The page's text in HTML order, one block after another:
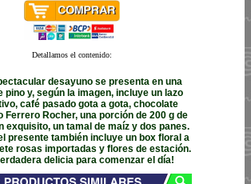
Detallamos el contenido:
desayuno se presenta en una
pino y, según la imagen, incluye un lazo
café pasado gota a gota, chocolate
Ferrero Rocher, una porción de 200 g de
exquisito, un tamal de maíz y dos panes.
presente también incluye un box floral a
rosas importadas y flores de estación.
delicia para comenzar el día!